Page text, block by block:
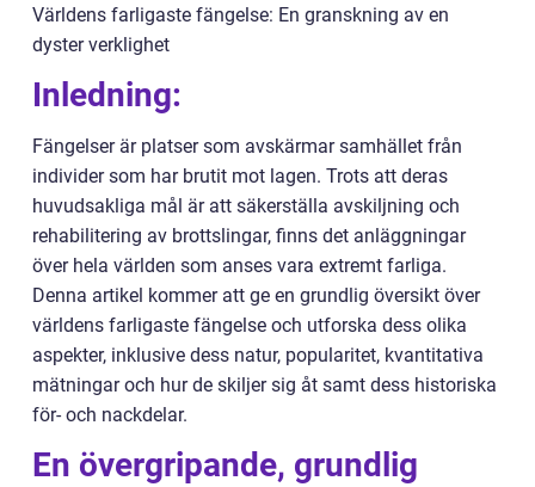
Världens farligaste fängelse: En granskning av en
dyster verklighet
Inledning:
Fängelser är platser som avskärmar samhället från
individer som har brutit mot lagen. Trots att deras
huvudsakliga mål är att säkerställa avskiljning och
rehabilitering av brottslingar, finns det anläggningar
över hela världen som anses vara extremt farliga.
Denna artikel kommer att ge en grundlig översikt över
världens farligaste fängelse och utforska dess olika
aspekter, inklusive dess natur, popularitet, kvantitativa
mätningar och hur de skiljer sig åt samt dess historiska
för- och nackdelar.
En övergripande, grundlig